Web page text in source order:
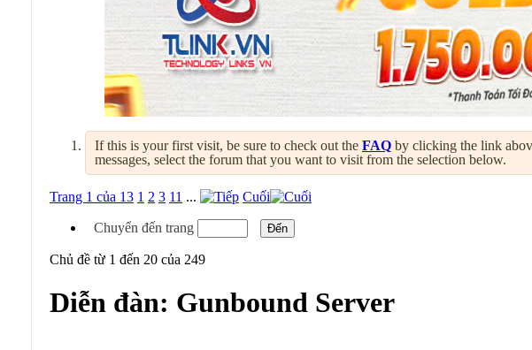
If this is your first visit, be sure to check out the FAQ by clicking the link
messages, select the forum that you want to visit from the selection below.
Trang 1 của 13 1 2 3 11 ... Cuối
Chuyển đến trang
Chủ đề từ 1 đến 20 của 249
Diễn đàn: Gunbound Server